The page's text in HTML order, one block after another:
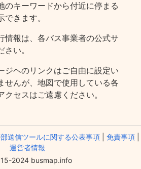
のキーワードから付近に停まる
きます。
情報は、各バス事業者の公式サ
い。
ジヘのリンクはご自由に設定い
せんが、地図で使用している各
セスはご遠慮ください。
送信ツールに関する公表事項| 免責事項|
運営者情報
2024 busmap.info